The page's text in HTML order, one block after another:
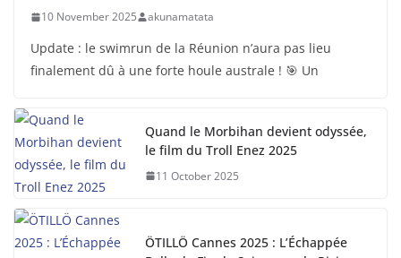
10 November 2025 akunamatata
Update : le swimrun de la Réunion n’aura pas lieu
finalement dû à une forte houle australe ! 🎯 Un
Quand le Morbihan devient odyssée,
le film du Troll Enez 2025
11 October 2025
ÖTILLÖ Cannes 2025 : L’Échappée